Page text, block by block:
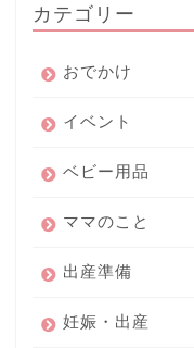
カテゴリー
おでかけ
イベント
ベビー用品
ママのこと
出産準備
妊娠・出産